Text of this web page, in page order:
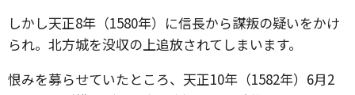
しかし天正8年（1580年）に信長から謀叛の疑いをかけ
られ。北方城を没収の上追放されてしまいます。
恨みを募らせていたところ、天正10年（1582年）6月2